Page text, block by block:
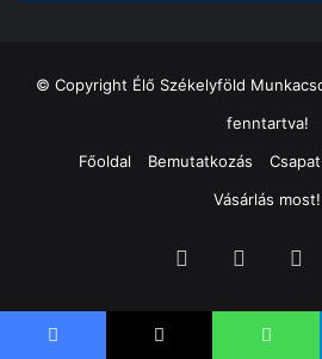
© Copyright Élő Székelyföld
fenntartva!
Főoldal
Bemutatkozás Csapat
Vásárlás most!
Facebook